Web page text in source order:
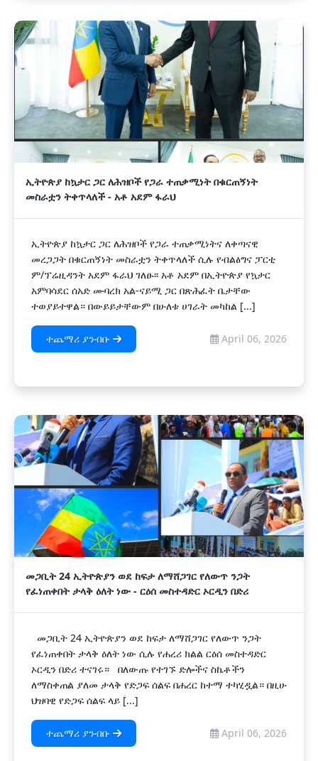
ኢትዮጵያ ከኳታር ጋር ለሕዝቦች የጋራ ተጠቃሚነት በቁርጠኝነት
መስራቷን ትቀጥላለች - አቶ አደም ፋራህ
ኢትዮጵያ ከኳታር ጋር ለሕዝቦች የጋራ ተጠቃሚነትና ለቀጣናዊ
መረጋጋት በቁርጠኝነት መስራቷን ትቀጥላለች ሲሉ የብልፅግና ፓርቲ
ም/ፕሬዚዳንት አደም ፋራህ ገለፁ፡፡ አቶ አደም በኢትዮጵያ የኳታር
አምባሳደር ሰአድ ሙባረክ አል-ናይሚ ጋር በጽሕፈት ቤታቸው
ተወያይተዋል። በውይይታቸውም በሁለቱ ሀገራት መካከል [...]
ተጨማሪ ያንብቡ April 06, 2026
መጋቢት 24 ኢትዮጵያን ወደ ከፍታ ለማሸጋገር የለውጥ ንጋት
የፈነጠቀበት ታላቅ ዕለት ነው - ርዕሰ መስተዳድር ኦርዲን በድሪ
መጋቢት 24 ኢትዮጵያን ወደ ከፍታ ለማሸጋገር የለውጥ ንጋት
የፈነጠቀበት ታላቅ ዕለት ነው ሲሉ የሐረሪ ክልል ርዕሰ መስተዳድር
ኦርዲን በድሪ ተናገሩ። በለውጡ የተገኙ ድሎችና ስኬቶችን
ለማስቀጠል ያለመ ታላቅ የድጋፍ ሰልፍ በሐረር ከተማ ተካሂዷል። በዚሁ
ህዝባዊ የድጋፍ ሰልፍ ላይ [...]
ተጨማሪ ያንብቡ April 06, 2026